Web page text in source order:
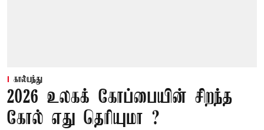
கால்பந்து
2026 உலகக் கோப்பையின் சிறந்த
கோல் எது தெரியுமா ?